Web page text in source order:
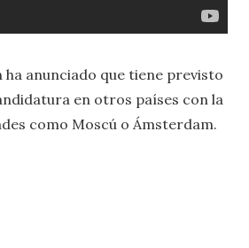
ha anunciado que tiene previsto
en otros países con la
como Moscú o Ámsterdam.